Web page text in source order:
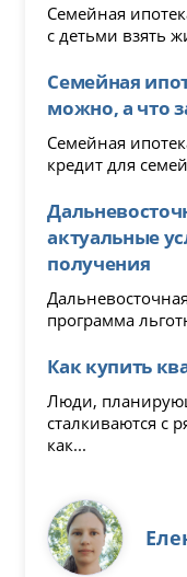
Семейная
с детьми взять
Семейная
можно, а что
Семейная
кредит для
актуальные
получения
программа
Как купить
Люди,
сталкиваются с
как...